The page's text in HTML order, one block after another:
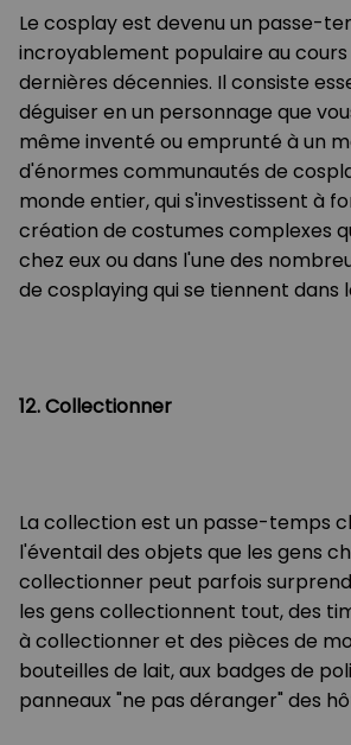
Le cosplay est devenu un passe-
incroyablement populaire au cours
dernières décennies. Il consiste
déguiser en un personnage que
même inventé ou emprunté à un
d'énormes communautés de
monde entier, qui s'investissent à
création de costumes complexes
chez eux ou dans l'une des
de cosplaying qui se tiennent dans
12. Collectionner
La collection est un passe-temps
l'éventail des objets que les gens
collectionner peut parfois
les gens collectionnent tout, des
à collectionner et des pièces de
bouteilles de lait, aux badges de
panneaux "ne pas déranger" des